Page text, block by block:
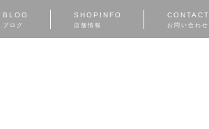
BLOG
ブログ
SHOPINFO
店舗情報
CONTACT
お問い合わせ